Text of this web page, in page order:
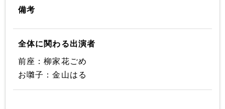
備考
全体に関わる出演者
前座：柳家花ごめ
お囃子：金山はる